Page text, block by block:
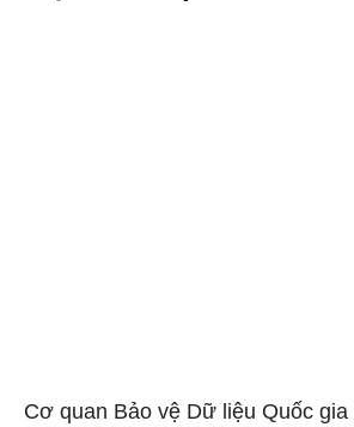
Cơ quan Bảo vệ Dữ liệu Quốc gia